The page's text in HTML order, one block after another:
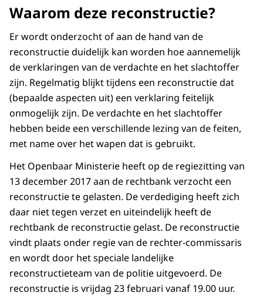
Waarom deze reconstructie?
Er wordt onderzocht of aan de hand van de
reconstructie duidelijk kan worden hoe aannemelijk
de verklaringen van de verdachte en het slachtoffer
zijn. Regelmatig blijkt tijdens een reconstructie dat
(bepaalde aspecten uit) een verklaring feitelijk
onmogelijk zijn. De verdachte en het slachtoffer
hebben beide een verschillende lezing van de feiten,
met name over het wapen dat is gebruikt.
Het Openbaar Ministerie heeft op de regiezitting van
13 december 2017 aan de rechtbank verzocht een
reconstructie te gelasten. De verdediging heeft zich
daar niet tegen verzet en uiteindelijk heeft de
rechtbank de reconstructie gelast. De reconstructie
vindt plaats onder regie van de rechter-commissaris
en wordt door het speciale landelijke
reconstructieteam van de politie uitgevoerd. De
reconstructie is vrijdag 23 februari vanaf 19.00 uur.